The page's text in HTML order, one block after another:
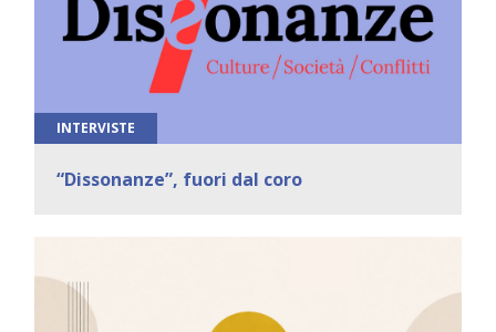
INTERVISTE
“Dissonanze”, fuori dal coro